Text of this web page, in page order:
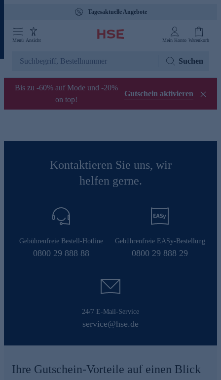
Tagesaktuelle Angebote
Menü Ansicht Mein Konto Warenkorb
Suchen
Bis zu -60% auf Mode und -20%
on top!
Gutschein aktivieren
Kontaktieren Sie uns, wir
helfen gerne.
Gebührenfreie Bestell-Hotline
0800 29 888 88
Gebührenfreie EASy-Bestellung
0800 29 888 29
24/7 E-Mail-Service
service@hse.de
Ihre Gutschein-Vorteile auf einen Blick